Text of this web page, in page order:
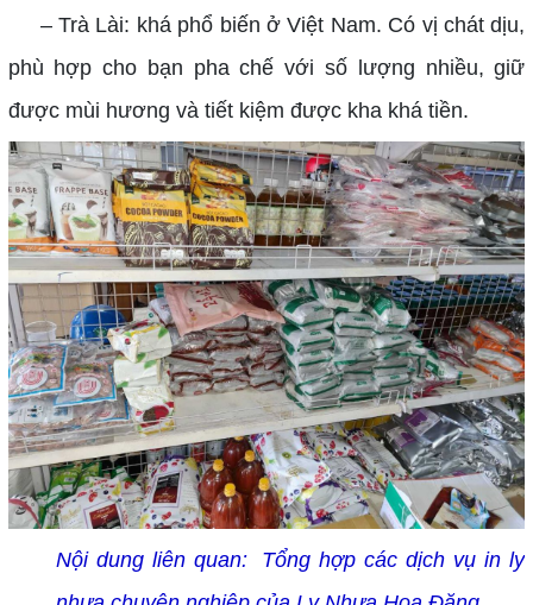
– Trà Lài: khá phổ biến ở Việt Nam. Có vị chát dịu,
phù hợp cho bạn pha chế với số lượng nhiều, giữ
được mùi hương và tiết kiệm được kha khá tiền.
Nội dung liên quan:
Tổng hợp các dịch vụ in ly